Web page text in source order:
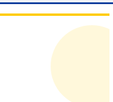
para sua marca